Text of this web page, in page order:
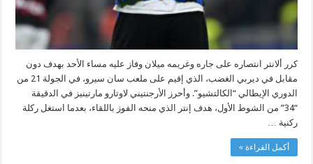
كرر ألانتر انتصاره على جاره وغريمه ميلان وفاز عليه مساء الأحد بهدف دون
مقابل في ديربي الغضب، الذي إقيم على ملعب سان سيرو، في الجولة 21 من
الدوري الإيطالي “الكالتشيو”. وأحرز الأرجنتيني لاوتارو مارتينيز في الدقيقة
“34” من الشوط الأول، هدف إنتر الذي منحه الفوز باللقاء، بعدما استغل ركلة
ركنية …
أكمل القراءة »